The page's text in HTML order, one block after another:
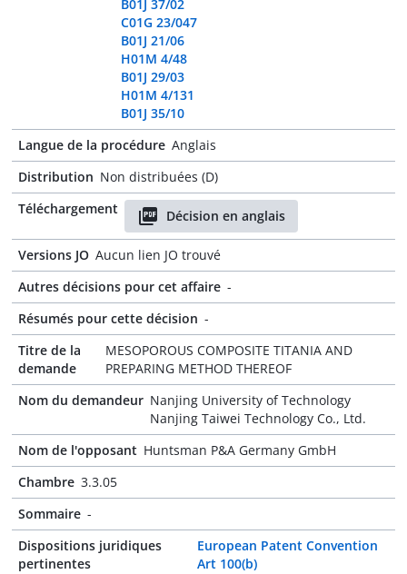
B01J 37/02
C01G 23/047
B01J 21/06
H01M 4/48
B01J 29/03
H01M 4/131
B01J 35/10
Langue de la procédure Anglais
Distribution Non distribuées (D)
Téléchargement
Décision en anglais
Versions JO Aucun lien JO trouvé
Autres décisions pour cet affaire -
Résumés pour cette décision -
Titre de la
demande
MESOPOROUS COMPOSITE TITANIA AND
PREPARING METHOD THEREOF
Nom du demandeur Nanjing University of Technology
Nanjing Taiwei Technology Co., Ltd.
Nom de l'opposant Huntsman P&A Germany GmbH
Chambre 3.3.05
Sommaire -
Dispositions juridiques
pertinentes
European Patent Convention
Art 100(b)